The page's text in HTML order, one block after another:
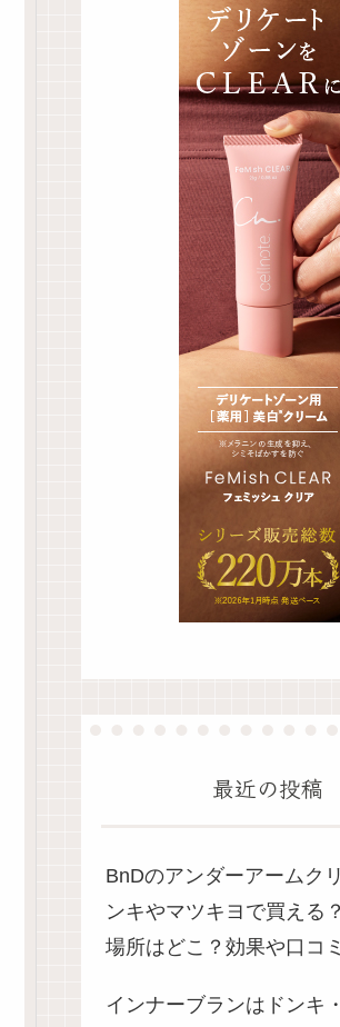
最近の投稿
BnDのアンダーアームク
ンキやマツキヨで買える
場所はどこ？効果や口コ
インナーブランはドンキ